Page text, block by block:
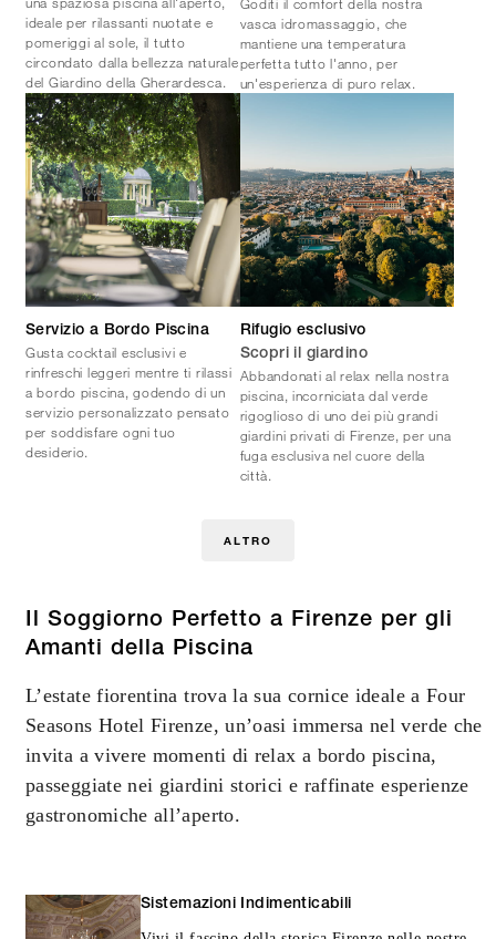
ideale per rilassanti nuotate e
pomeriggi al sole, il tutto
circondato dalla bellezza naturale
del Giardino della Gherardesca.
vasca idromassaggio, che
mantiene una temperatura
perfetta tutto l'anno, per
un'esperienza di puro relax.
Servizio a Bordo Piscina
Gusta cocktail esclusivi e
rinfreschi leggeri mentre ti rilassi
a bordo piscina, godendo di un
servizio personalizzato pensato
per soddisfare ogni tuo
desiderio.
Rifugio esclusivo
Scopri il giardino
Abbandonati al relax nella nostra
piscina, incorniciata dal verde
rigoglioso di uno dei più grandi
giardini privati di Firenze, per una
fuga esclusiva nel cuore della
città.
ALTRO
Il Soggiorno Perfetto a Firenze per gli
Amanti della Piscina
L’estate fiorentina trova la sua cornice ideale a Four
Seasons Hotel Firenze, un’oasi immersa nel verde che
invita a vivere momenti di relax a bordo piscina,
passeggiate nei giardini storici e raffinate esperienze
gastronomiche all’aperto.
Sistemazioni Indimenticabili